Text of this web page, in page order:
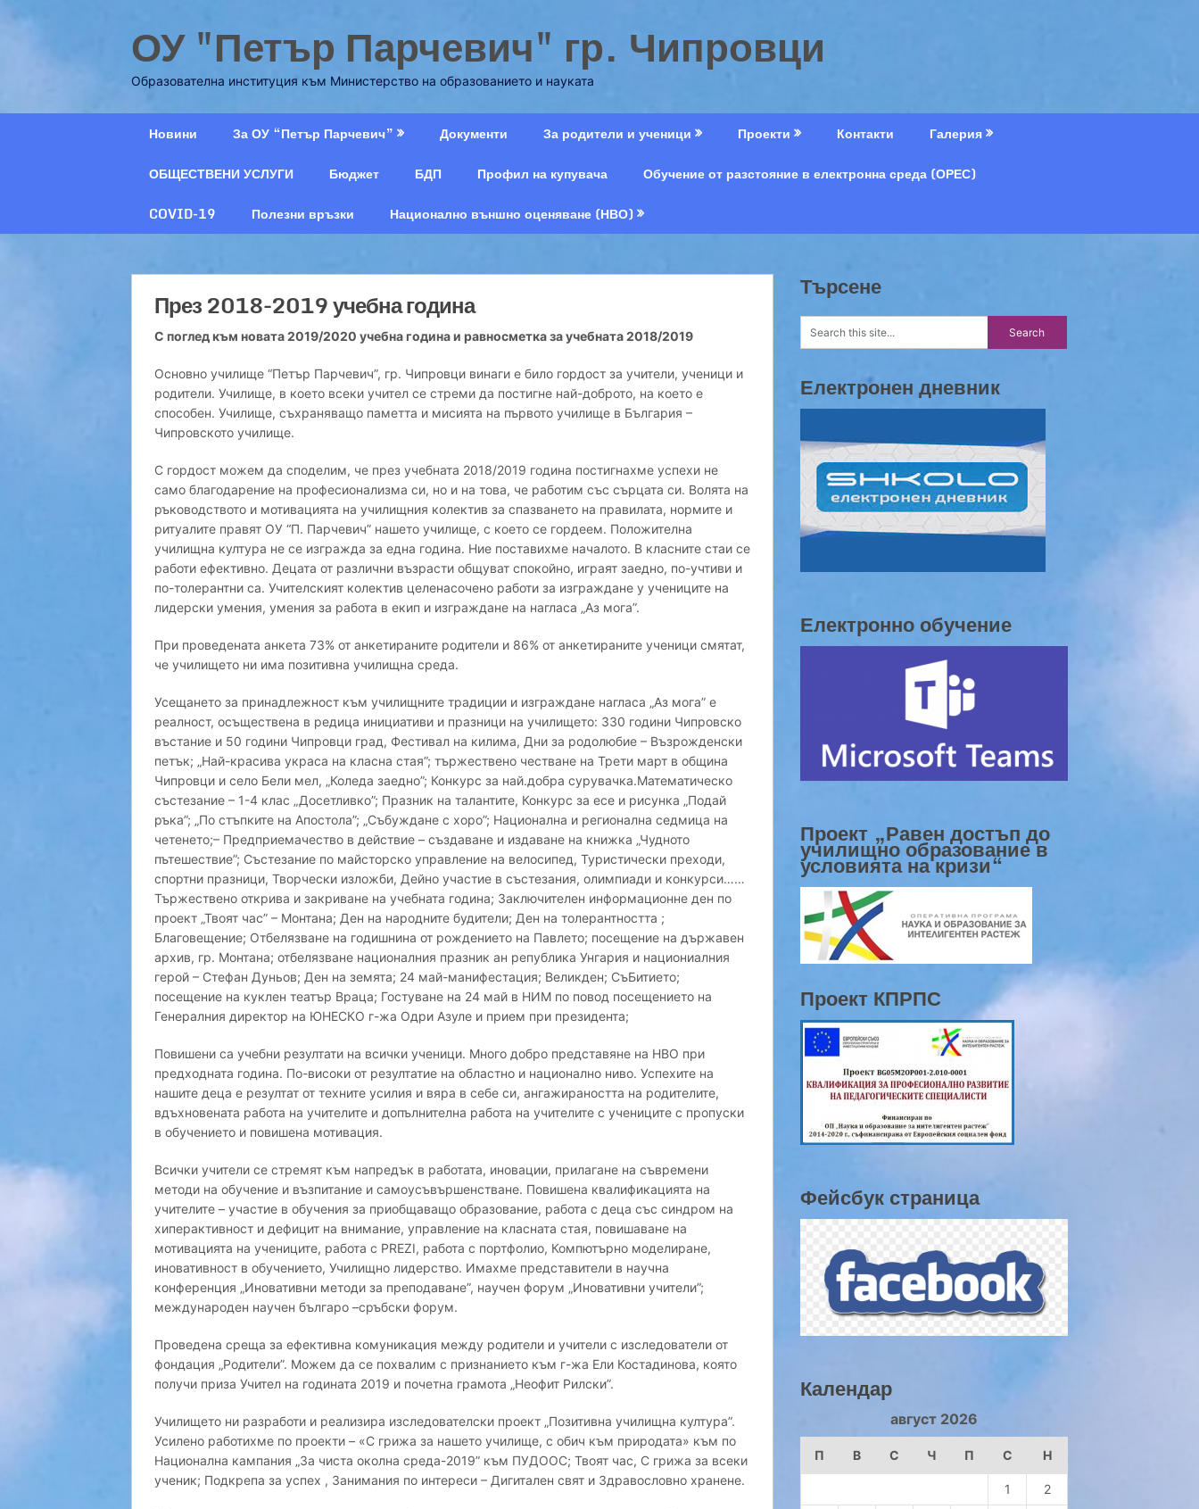
ОУ "Петър Парчевич" гр. Чипровци
Образователна институция към Министерство на образованието и науката
Новини За ОУ “Петър Парчевич” Документи За родители и ученици Проекти Контакти
Галерия
ОБЩЕСТВЕНИ УСЛУГИ
Бюджет БДП Профил на купувача
Обучение от разстояние в електронна среда (ОРЕС)
COVID-19
Полезни връзки Национално външно оценяване (НВО)
През 2018-2019 учебна година
С поглед към новата 2019/2020 учебна година и равносметка за учебната 2018/2019
Основно училище “Петър Парчевич”, гр. Чипровци винаги е било гордост за учители, ученици и
родители. Училище, в което всеки учител се стреми да постигне най-доброто, на което е
способен. Училище, съхраняващо паметта и мисията на първото училище в България –
Чипровското училище.
С гордост можем да споделим, че през учебната 2018/2019 година постигнахме успехи не
само благодарение на професионализма си, но и на това, че работим със сърцата си. Волята на
ръководството и мотивацията на училищния колектив за спазването на правилата, нормите и
ритуалите правят ОУ “П. Парчевич” нашето училище, с което се гордеем. Положителна
училищна култура не се изгражда за една година. Ние поставихме началото. В класните стаи се
работи ефективно. Децата от различни възрасти общуват спокойно, играят заедно, по-учтиви и
по-толерантни са. Учителският колектив целенасочено работи за изграждане у учениците на
лидерски умения, умения за работа в екип и изграждане на нагласа „Аз мога”.
При проведената анкета 73% от анкетираните родители и 86% от анкетираните ученици смятат,
че училището ни има позитивна училищна среда.
Усещането за принадлежност към училищните традиции и изграждане нагласа „Аз мога” е
реалност, осъществена в редица инициативи и празници на училището: 330 години Чипровско
въстание и 50 години Чипровци град, Фестивал на килима, Дни за родолюбие – Възрожденски
петък; „Най-красива украса на класна стая”; тържествено честване на Трети март в община
Чипровци и село Бели мел, „Коледа заедно”; Конкурс за най.добра сурувачка.Математическо
състезание – 1-4 клас „Досетливко”; Празник на талантите, Конкурс за есе и рисунка „Подай
ръка”; „По стъпките на Апостола”; „Събуждане с хоро”; Национална и регионална седмица на
четенето;– Предприемачество в действие – създаване и издаване на книжка „Чудното
пътешествие”; Състезание по майсторско управление на велосипед, Туристически преходи,
спортни празници, Творчески изложби, Дейно участие в състезания, олимпиади и конкурси……
Тържествено открива и закриване на учебната година; Заключителен информационне ден по
проект „Твоят час” – Монтана; Ден на народните будители; Ден на толерантността ;
Благовещение; Отбелязване на годишнина от рождението на Павлето; посещение на държавен
архив, гр. Монтана; отбелязване националния празник ан република Унгария и национиалния
герой – Стефан Дуньов; Ден на земята; 24 май-манифестация; Великден; СъБитието;
посещение на куклен театър Враца; Гостуване на 24 май в НИМ по повод посещението на
Генералния директор на ЮНЕСКО г-жа Одри Азуле и прием при президента;
Повишени са учебни резултати на всички ученици. Много добро представяне на НВО при
предходната година. По-високи от резултатие на областно и национално ниво. Успехите на
нашите деца е резултат от техните усилия и вяра в себе си, ангажираността на родителите,
вдъхновената работа на учителите и допълнителна работа на учителите с учениците с пропуски
в обучението и повишена мотивация.
Всички учители се стремят към напредък в работата, иновации, прилагане на съвремени
методи на обучение и възпитание и самоусъвършенстване. Повишена квалификацията на
учителите – участие в обучения за приобщаващо образование, работа с деца със синдром на
хиперактивност и дефицит на внимание, управление на класната стая, повишаване на
мотивацията на учениците, работа с PREZI, работа с портфолио, Компютърно моделиране,
иновативност в обучението, Училищно лидерство. Имахме представители в научна
конференция „Иновативни методи за преподаване”, научен форум „Иновативни учители”;
международен научен българо –сръбски форум.
Проведена среща за ефективна комуникация между родители и учители с изследователи от
фондация „Родители”. Можем да се похвалим с признанието към г-жа Ели Костадинова, която
получи приза Учител на годината 2019 и почетна грамота „Неофит Рилски”.
Училището ни разработи и реализира изследователски проект „Позитивна училищна култура”.
Усилено работихме по проекти – «С грижа за нашето училище, с обич към природата» към по
Национална кампания „За чиста околна среда-2019” към ПУДООС; Твоят час, С грижа за всеки
ученик; Подкрепа за успех , Занимания по интереси – Дигитален свят и Здравословно хранене.
Търсене
Електронен дневник
Електронно обучение
Проект „Равен достъп до
училищно образование в
условията на кризи“
Проект КПРПС
Фейсбук страница
Календар
август 2026
П В С Ч П С Н
1 2